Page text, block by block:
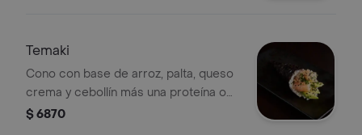
Temaki
Cono con base de arroz, palta, queso
crema y cebollín más una proteína o
$ 6870